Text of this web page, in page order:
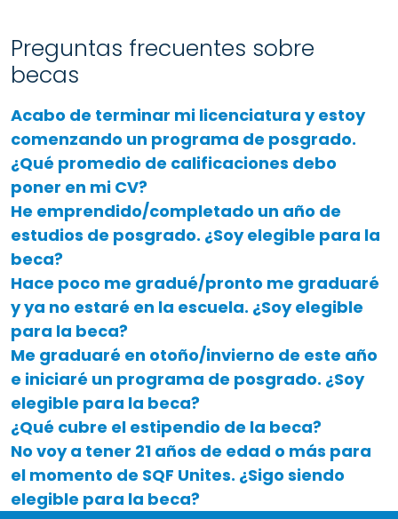
Preguntas frecuentes sobre
becas
Acabo de terminar mi licenciatura y estoy
comenzando un programa de posgrado.
¿Qué promedio de calificaciones debo
poner en mi CV?
He emprendido/completado un año de
estudios de posgrado. ¿Soy elegible para la
beca?
Hace poco me gradué/pronto me graduaré
y ya no estaré en la escuela. ¿Soy elegible
para la beca?
Me graduaré en otoño/invierno de este año
e iniciaré un programa de posgrado. ¿Soy
elegible para la beca?
¿Qué cubre el estipendio de la beca?
No voy a tener 21 años de edad o más para
el momento de SQF Unites. ¿Sigo siendo
elegible para la beca?